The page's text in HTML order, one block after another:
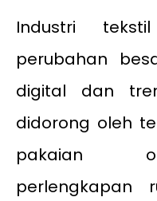
Industri
perubahan
digital dan
didorong oleh
pakaian
perlengkapan